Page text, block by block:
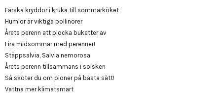
Färska kryddor i kruka till sommarköket
Humlor är viktiga pollinörer
Årets perenn att plocka buketter av
Fira midsommar med perenner!
Stäppsalvia, Salvia nemorosa
Årets perenn tillsammans i solsken
Så sköter du om pioner på bästa sätt!
Vattna mer klimatsmart